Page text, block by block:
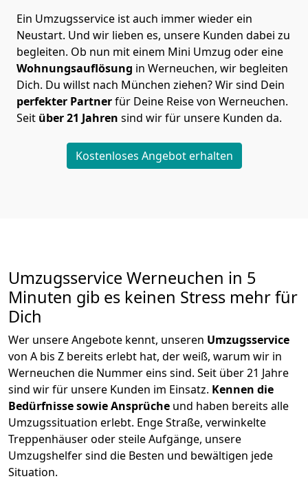
Ein Umzugsservice ist auch immer wieder ein
Neustart. Und wir lieben es, unsere Kunden dabei zu
begleiten. Ob nun mit einem Mini Umzug oder eine
Wohnungsauflösung in Werneuchen, wir begleiten
Dich. Du willst nach München ziehen? Wir sind Dein
perfekter Partnerfür Deine Reise von Werneuchen.
Seit über 21 Jahren sind wir für unsere Kunden da.
Kostenloses Angebot erhalten
Umzugsservice Werneuchen in 5
Minuten gib es keinen Stress mehr für
Dich
Wer unsere Angebote kennt, unseren Umzugsservice
von A bis Z bereits erlebt hat, der weiß, warum wir in
Werneuchen die Nummer eins sind. Seit über 21 Jahre
sind wir für unsere Kunden im Einsatz. Kennen die
Bedürfnisse sowie Ansprüche und haben bereits alle
Umzugssituation erlebt. Enge Straße, verwinkelte
Treppenhäuser oder steile Aufgänge, unsere
Umzugshelfer sind die Besten und bewältigen jede
Situation.